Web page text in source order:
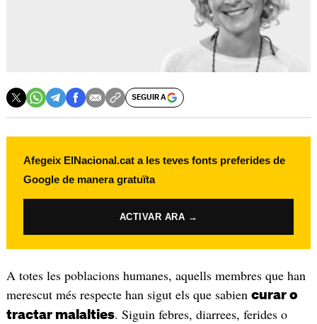
SEGUIR A
Afegeix ElNacional.cat a les teves fonts preferides de
Google de manera gratuïta
ACTIVAR ARA →
A totes les poblacions humanes, aquells membres que han
merescut més respecte han sigut els que sabien curar o
tractar malalties. Siguin febres, diarrees, ferides o